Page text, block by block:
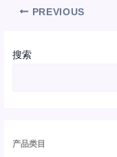
搜索
产品类目
PREVIOUS